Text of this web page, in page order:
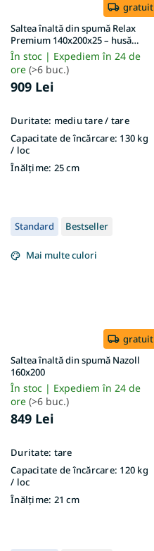
gratuit
Saltea înaltă din spumă Relax
Premium 140x200x25 – husă
Lavender
În stoc | Expediem în 24 de
ore (>6 buc.)
909 Lei
Duritate: mediu tare / tare
Capacitate de încărcare: 130 kg
/ loc
Înălțime: 25 cm
Standard Bestseller
Mai multe culori
gratuit
Saltea înaltă din spumă Nazoll
160x200
În stoc | Expediem în 24 de
ore (>6 buc.)
849 Lei
Duritate: tare
Capacitate de încărcare: 120 kg
/ loc
Înălțime: 21 cm